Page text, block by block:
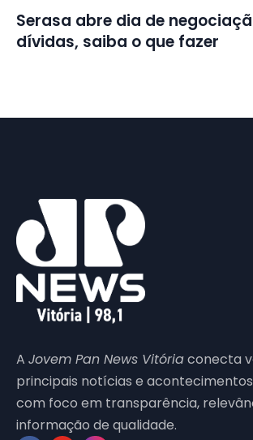
Serasa abre dia de
dívidas, saiba o que fazer
A Jovem Pan News Vitóriaconecta
principais notícias e
com foco em transparência,
informação de qualidade.